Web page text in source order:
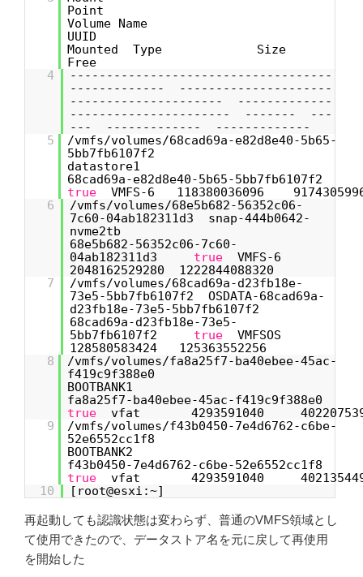
Volume
UUID
Mounted Type Size
Free
4
------------------------------------
------------- ---------------------
--------------------- -------------
---------------------- ------- ---
--- ------------- -------------
5
/vmfs/volumes/68cad69a-e82d8e40-5b65-
5bb7fb6107f2
68cad69a-e82d8e40-5b65-5bb7fb6107f2
true
VMFS-6 118380036096
6
/vmfs/volumes/68e5b682-56352c06-
7c60-04ab182311d3 snap-444b0642-
nvme2tb
68e5b682-56352c06-7c60-
04ab182311d3 true
VMFS-6
2048162529280 1222844088320
7
/vmfs/volumes/68cad69a-d23fb18e-
73e5-5bb7fb6107f2 OSDATA-68cad69a-
d23fb18e-73e5-5bb7fb6107f2
68cad69a-d23fb18e-73e5-
5bb7fb6107f2 true
VMFSOS
128580583424 125363552256
8
/vmfs/volumes/fa8a25f7-ba40ebee-45ac-
f419c9f388e0
fa8a25f7-ba40ebee-45ac-f419c9f388e0
true
vfat 4293591040
9
/vmfs/volumes/f43b0450-7e4d6762-c6be-
52e6552cc1f8
f43b0450-7e4d6762-c6be-52e6552cc1f8
true
vfat 4293591040
10
[root@esxi:~]
再起動しても認識状態は変わらず、普通のVMFS領域とし
て使用できたので、データストア名を元に戻して再使用
を開始した